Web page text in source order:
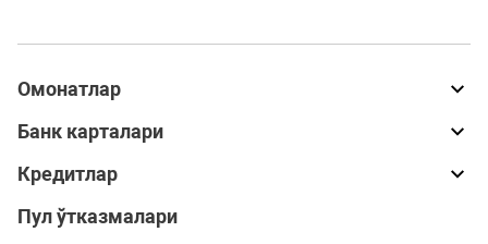
Омонатлар
Банк карталари
Кредитлар
Пул ўтказмалари